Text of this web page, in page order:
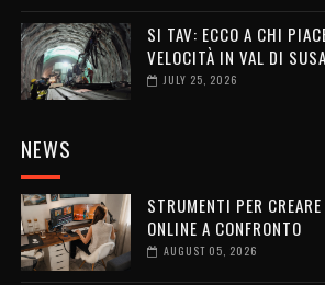
SI TAV: ECCO A CHI
VELOCITÀ IN VAL DI SUSA
JULY 25, 2026
NEWS
STRUMENTI PER
ONLINE A CONFRONTO
AUGUST 05, 2026